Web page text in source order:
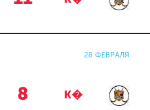
28 ФЕВРАЛЯ
8 К�